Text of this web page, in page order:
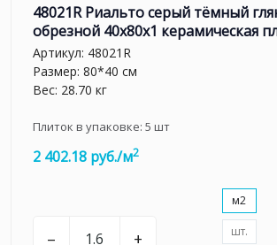
48021R Риальто серый тёмный
обрезной 40x80x1 керамическая
Артикул: 48021R
Размер: 80*40 см
Вес: 28.70 кг
Плиток в упаковке: 5 шт
2 402.18 руб./м2
– +
м2
шт.